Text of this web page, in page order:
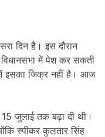
दिन है। इस दौरान
में पेश कर सकती
में इसका जिक्र नहीं है। आज
जुलाई तक बढ़ा दी थी।
स्पीकर कुलतार सिंह